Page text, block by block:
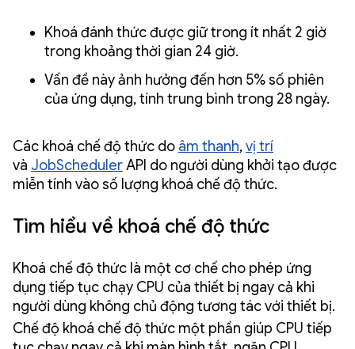
Khoá đánh thức được giữ trong ít nhất 2 giờ
trong khoảng thời gian 24 giờ.
Vấn đề này ảnh hưởng đến hơn 5% số phiên
của ứng dụng, tính trung bình trong 28 ngày.
Các khoá chế độ thức do âm thanh,vị trí
và JobSchedulerAPI do người dùng khởi tạo được
miễn tính vào số lượng khoá chế độ thức.
Tìm hiểu về khoá chế độ thức
Khoá chế độ thức là một cơ chế cho phép ứng
dụng tiếp tục chạy CPU của thiết bị ngay cả khi
người dùng không chủ động tương tác với thiết bị.
Chế độ khoá chế độ thức một phần giúp CPU tiếp